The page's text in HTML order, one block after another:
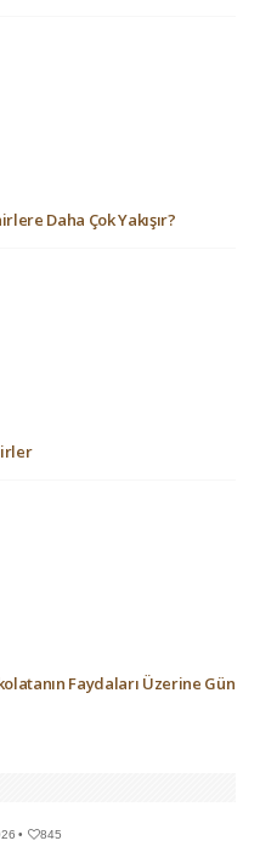
Daha Çok Yakışır?
Faydaları Üzerine Güncel
• 845